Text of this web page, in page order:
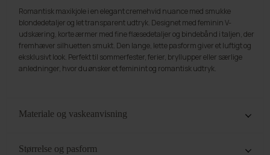
Romantisk maxikjole i en elegant cremehvid nuance med smukke
blondedetaljer og let transparent udtryk. Designet med feminin V-
udskæring, korte ærmer med fine flæsedetaljer og bindebånd i taljen, der
fremhæver silhuetten smukt. Den lange, lette pasform giver et luftigt og
eksklusivt look. Perfekt til sommerfester, ferier, bryllupper eller særlige
anledninger, hvor du ønsker et feminint og romantisk udtryk.
Materiale og vaskeanvisning
ved 30°. Tag derefter stylen ud og hæng op for at mindske folder. Det kan
Størrelse og pasform